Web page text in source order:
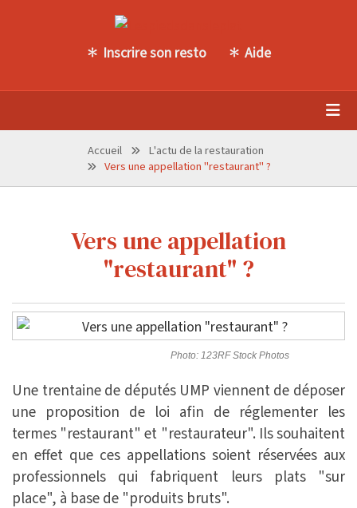
Inscrire son resto Aide
Accueil
L'actu de la restauration
Vers une appellation "restaurant" ?
Vers une appellation
"restaurant" ?
Photo: 123RF Stock Photos
Une trentaine de députés UMP viennent de déposer
une proposition de loi afin de réglementer les
termes "restaurant" et "restaurateur". Ils souhaitent
en effet que ces appellations soient réservées aux
professionnels qui fabriquent leurs plats "sur
place", à base de "produits bruts".